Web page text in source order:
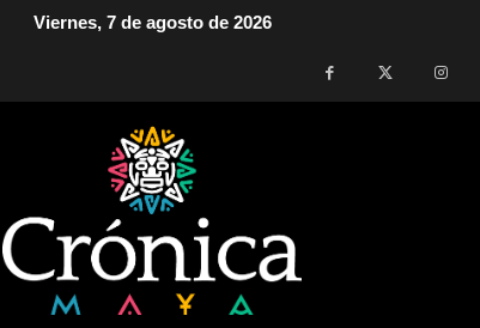
Viernes, 7 de agosto de 2026